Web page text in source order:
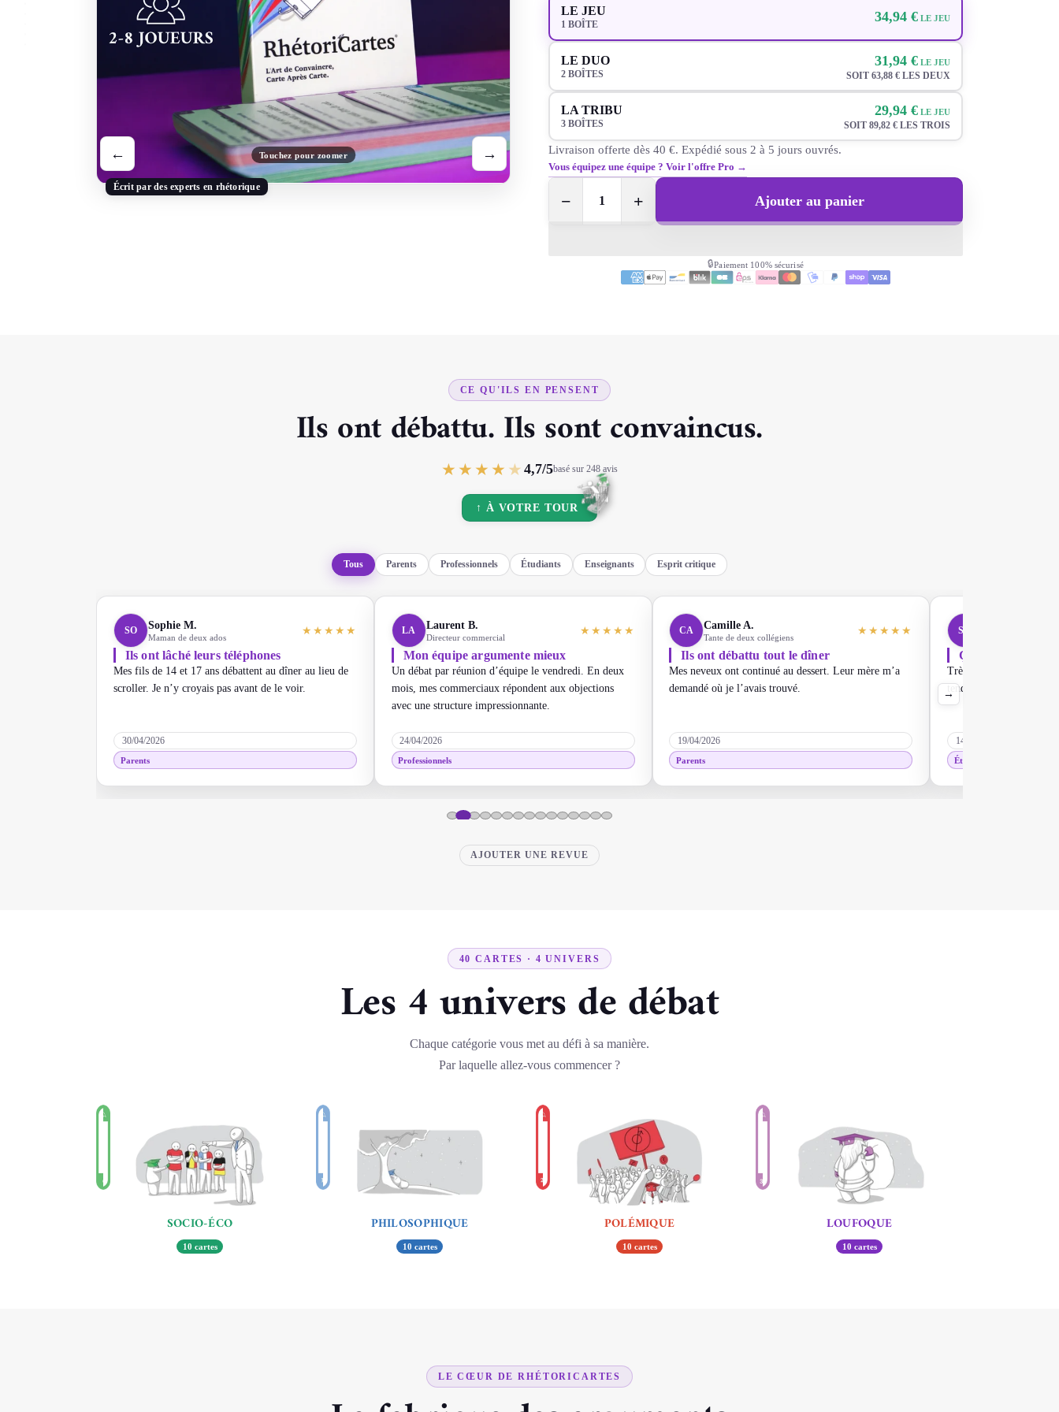
← →
Touchez pour zoomer
Écrit par des experts en rhétorique
RhétoriCartes ne manque pas d’arguments pour que
dans l’échange.
LE JEU
1 BOÎTE 34,94 €LE JEU
LE DUO
2 BOÎTES
31,94 €LE JEU
SOIT 63,88 € LES DEUX
LA TRIBU
3 BOÎTES
29,94 €LE JEU
SOIT 89,82 € LES TROIS
Livraison offerte dès 40 €. Expédié sous 2 à 5 jours ouvrés.
Vous équipez une équipe ? Voir l'offre Pro →
− 1 + Ajouter au panier
🔒Paiement 100% sécurisé
CE QU'ILS EN PENSENT
Ils ont débattu. Ils sont convaincus.
★★★★ ★ 4,7/5basé sur 248 avis
↑ À VOTRE TOUR
Tous Parents Professionnels Étudiants Enseignants Esprit critique
SO Sophie M.
Maman de deux ados
★ ★ ★ ★ ★
Ils ont lâché leurs téléphones
Mes fils de 14 et 17 ans débattent au dîner au lieu de
scroller. Je n’y croyais pas avant de le voir.
30/04/2026
Parents
LA Laurent B.
Directeur commercial
★ ★ ★ ★ ★
Mon équipe argumente mieux
Un débat par réunion d’équipe le vendredi. En deux
mois, mes commerciaux répondent aux objections
avec une structure impressionnante.
24/04/2026
Professionnels
CA Camille A.
Tante de deux collégiens
★ ★ ★ ★ ★
Ils ont débattu tout le dîner
Mes neveux ont continué au dessert. Leur mère m’a
demandé où je l’avais trouvé.
19/04/2026
Parents
SA
Ça chauffe vite
Très bon concept, mais
tendus si les gens
14/05/2026
Étudiants
→
AJOUTER UNE REVUE
TITRE DE L'AVIS *
PHOTOS (OPTIONNEL, MAX 5)
40 CARTES · 4 UNIVERS
Les 4 univers de débat
Chaque catégorie vous met au défi à sa manière.
Par laquelle allez-vous commencer ?
SOCIO-ÉCO
10 cartes
PHILOSOPHIQUE
10 cartes
POLÉMIQUE
10 cartes
LOUFOQUE
10 cartes
LE CŒUR DE RHÉTORICARTES